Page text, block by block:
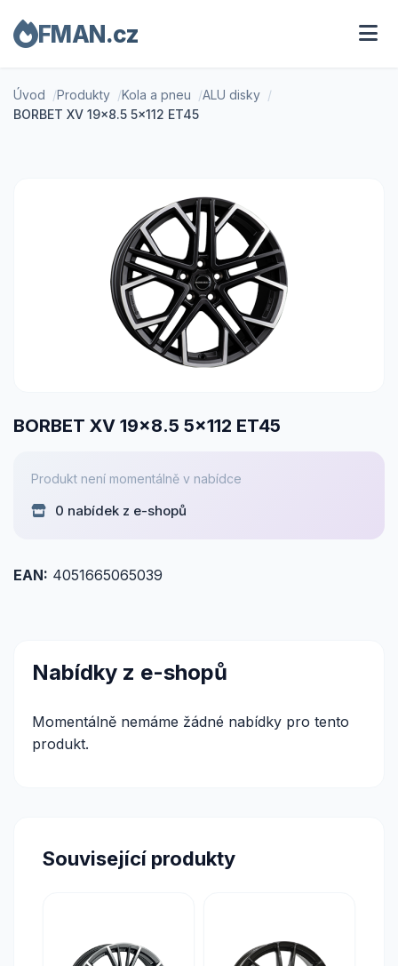
FMAN.cz
Úvod Produkty Kola a pneu
ALU disky
BORBET XV 19x8.5 5x112 ET45
BORBET XV 19x8.5 5x112 ET45
Produkt není momentálně v nabídce
0 nabídek z e-shopů
EAN: 4051665065039
Nabídky z e-shopů
Momentálně nemáme žádné nabídky pro tento
produkt.
Související produkty